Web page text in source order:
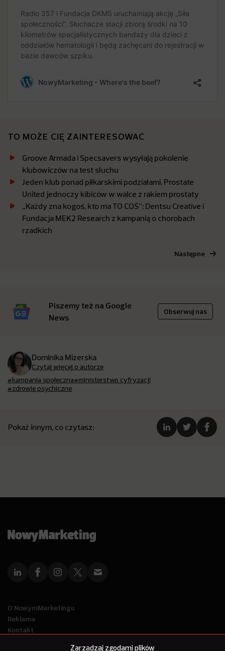
Zarządzaj zgodami plików
TO MOŻE CIĘ ZAINTERESOWAĆ
Groove Armada i Specsavers wysyłają pokolenie
klubowiczów na test słuchu
Jeden klub ponad piłkarskimi podziałami. Prostate
United jednoczy kibiców w walce z rakiem prostaty
„Każdy zna kogoś, kto ma TO COŚ”: Dentsu Creative i
Fundacja MEK2 Research z kampanią o chorobach
rzadkich
Następne
Piszemy też na Google
News
Obserwuj nas
Dominika Mizerska
Czytaj więcej o autorze
#kampania społeczna#ministerstwo cyfryzacji
#zdrowie psychiczne
Pokaż innym, co czytasz:
O NowymMarketingu
Reklama
Kontakt